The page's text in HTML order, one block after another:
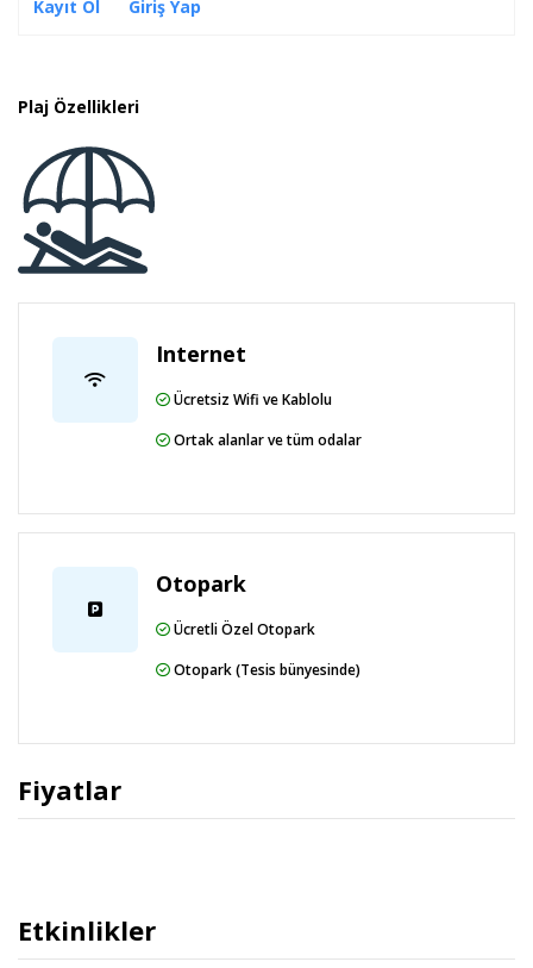
Kayıt Ol
Giriş Yap
Plaj Özellikleri
Internet
Ücretsiz Wifi ve Kablolu
Ortak alanlar ve tüm odalar
Otopark
Ücretli Özel Otopark
Otopark (Tesis bünyesinde)
Fiyatlar
Etkinlikler